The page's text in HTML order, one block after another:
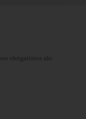
obrigatórios são